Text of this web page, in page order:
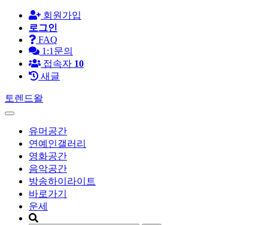
회원가입
로그인
FAQ
1:1문의
접속자 10
새글
토렌드왈
유머공간
연예인갤러리
영화공간
음악공간
방송하이라이트
바로가기
운세